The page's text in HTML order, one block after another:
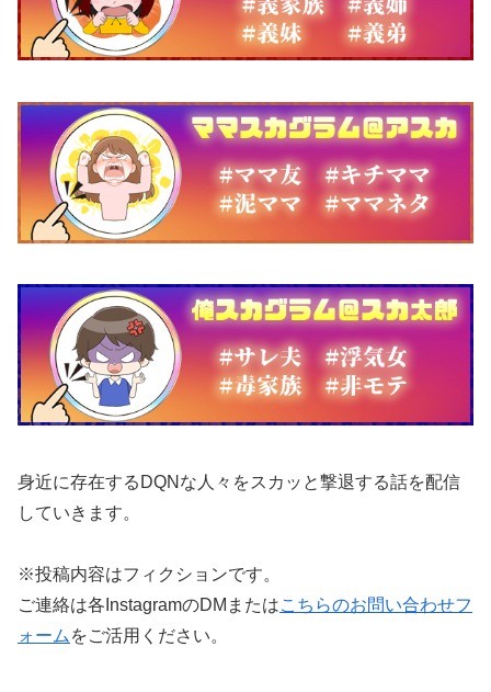
身近に存在するDQNな人々をスカッと撃退する話を配信
していきます。
※投稿内容はフィクションです。
ご連絡は各InstagramのDMまたはこちらのお問い合わせフ
ォーム をご活用ください。